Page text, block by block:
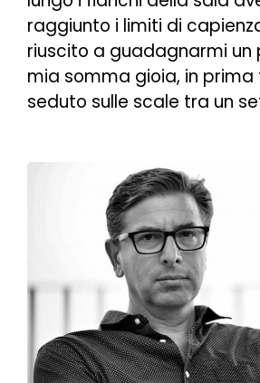
raggiunto i limiti di
riuscito a guadagnarmi un
mia somma gioia, in prima
seduto sulle scale tra un